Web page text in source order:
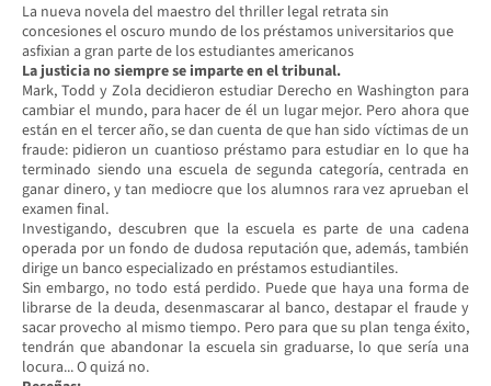
La nueva novela del maestro del thriller legal retrata sin
concesiones el oscuro mundo de los préstamos universitarios que
asfixian a gran parte de los estudiantes americanos
La justicia no siempre se imparte en el tribunal.
Mark, Todd y Zola decidieron estudiar Derecho en Washington para
cambiar el mundo, para hacer de él un lugar mejor. Pero ahora que
están en el tercer año, se dan cuenta de que han sido víctimas de un
fraude: pidieron un cuantioso préstamo para estudiar en lo que ha
terminado siendo una escuela de segunda categoría, centrada en
ganar dinero, y tan mediocre que los alumnos rara vez aprueban el
examen final.
Investigando, descubren que la escuela es parte de una cadena
operada por un fondo de dudosa reputación que, además, también
dirige un banco especializado en préstamos estudiantiles.
Sin embargo, no todo está perdido. Puede que haya una forma de
librarse de la deuda, desenmascarar al banco, destapar el fraude y
sacar provecho al mismo tiempo. Pero para que su plan tenga éxito,
tendrán que abandonar la escuela sin graduarse, lo que sería una
locura... O quizá no.